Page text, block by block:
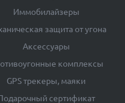
Иммобилайзеры
защита от угона
Аксессуары
комплексы
GPS трекеры, маяки
сертификат